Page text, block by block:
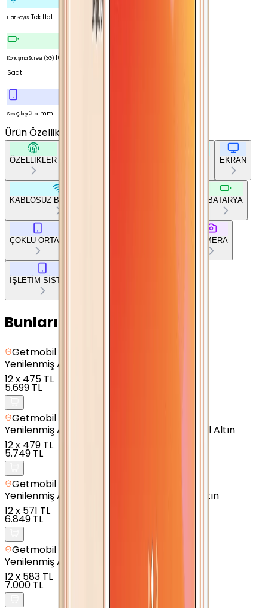
Hat Sayısı Tek Hat
Konuşma Süresi (3G) 10
Saat
Ses Çıkışı 3.5 mm
Ürün Özellikleri
ÖZELLİKLER EKRAN
KABLOSUZ BAĞLANTILAR BATARYA
ÇOKLU ORTAM KAMERA
İŞLETİM SİSTEMİ
Bunları da Beğenebilirsin
Getmobil Güvencesi
YenilenmişApple iPhone 7 - 32 GB - Altın
12x 475 TL
5.699 TL
Getmobil Güvencesi
YenilenmişApple iPhone 7 Plus - 32 GB - Gül Altın
12x 479 TL
5.749 TL
Getmobil Güvencesi
YenilenmişApple iPhone 8 Plus - 64 GB - Altın
12x 571 TL
6.849 TL
Getmobil Güvencesi
YenilenmişApple iPhone 6 - 128 GB - Altın
12x 583 TL
7.000 TL